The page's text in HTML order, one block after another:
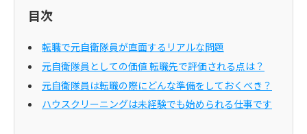
目次
転職で元自衛隊員が直面するリアルな問題
元自衛隊員としての価値 転職先で評価される点は？
元自衛隊員は転職の際にどんな準備をしておくべき？
ハウスクリーニングは未経験でも始められる仕事です